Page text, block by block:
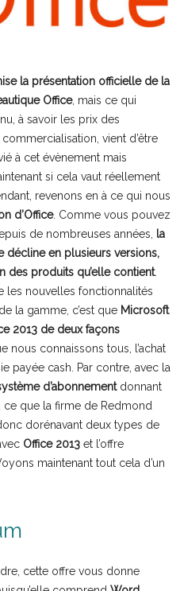
la présentation officielle de la
Office, mais ce qui
à savoir les prix des
vient d’être
à cet évènement mais
si cela vaut réellement
revenons en à ce qui nous
d’Office. Comme vous pouvez
de nombreuses années,
la
décline en plusieurs versions,
des produits qu’elle contient.
les nouvelles fonctionnalités
la gamme, c’est que Microsoft
2013 de deux façons
nous connaissons tous, l’achat
payée cash. Par contre, avec la
d’abonnementdonnant
ce que la firme de Redmond
dorénavant deux types de
Office 2013 et l’offre
maintenant tout cela d’un
cette offre vous donne